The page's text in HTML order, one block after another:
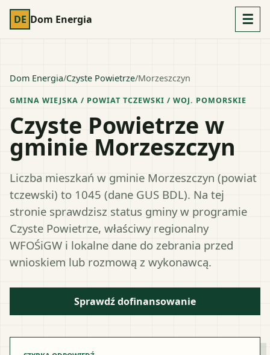
DE Dom Energia ☰
Dom Energia/Czyste Powietrze/Morzeszczyn
GMINA WIEJSKA / POWIAT TCZEWSKI / WOJ. POMORSKIE
Czyste Powietrze w
gminie Morzeszczyn
Liczba mieszkań w gminie Morzeszczyn (powiat
tczewski) to 1045 (dane GUS BDL). Na tej
stronie sprawdzisz status gminy w programie
Czyste Powietrze, właściwy regionalny
WFOŚiGW i lokalne dane do zebrania przed
wnioskiem lub rozmową z wykonawcą.
Sprawdź dofinansowanie